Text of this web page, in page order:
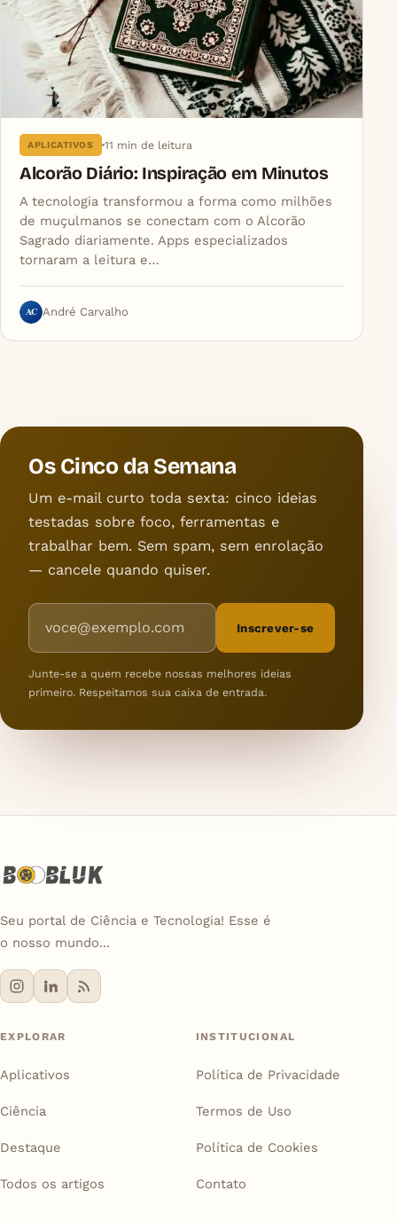
APLICATIVOS 11 min de leitura
Alcorão Diário: Inspiração em Minutos
A tecnologia transformou a forma como milhões
de muçulmanos se conectam com o Alcorão
Sagrado diariamente. Apps especializados
tornaram a leitura e…
AC André Carvalho
Os Cinco da Semana
Um e-mail curto toda sexta: cinco ideias
testadas sobre foco, ferramentas e
trabalhar bem. Sem spam, sem enrolação
— cancele quando quiser.
Endereço de e-mail
Inscrever-se
Junte-se a quem recebe nossas melhores ideias
primeiro. Respeitamos sua caixa de entrada.
Seu portal de Ciência e Tecnologia! Esse é
o nosso mundo...
EXPLORAR
Aplicativos
Ciência
Destaque
Todos os artigos
INSTITUCIONAL
Política de Privacidade
Termos de Uso
Política de Cookies
Contato